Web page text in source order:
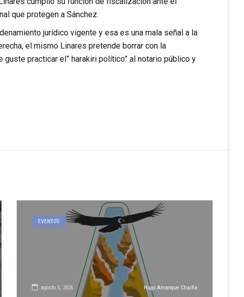
que protegen a Sánchez.
jurídico vigente y esa es una mala señal a la
el mismo Linares pretende borrar con la
practicar el” harakiri político” al notario público y
EVENTOS
agosto 5, 2026 Hugo Amanque Chaiña